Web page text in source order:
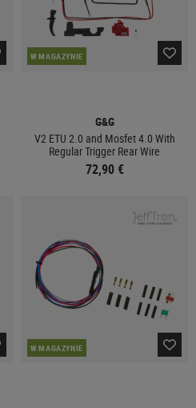
W MAGAZYNIE
G&G
V2 ETU 2.0 and Mosfet 4.0 With
Regular Trigger Rear Wire
72,90 €
W MAGAZYNIE